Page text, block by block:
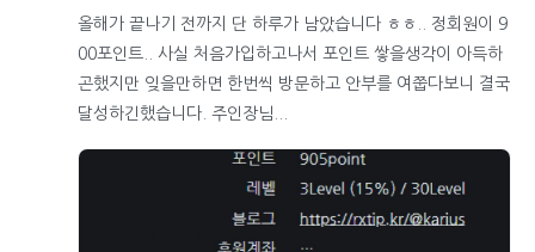
올해가 끝나기 전까지 단 하루가 남았습니다 ㅎㅎ.. 정회원이 9
00포인트.. 사실 처음가입하고나서 포인트 쌓을생각이 아득하
곤했지만 잊을만하면 한번씩 방문하고 안부를 여쭙다보니 결국
달성하긴했습니다. 주인장님...